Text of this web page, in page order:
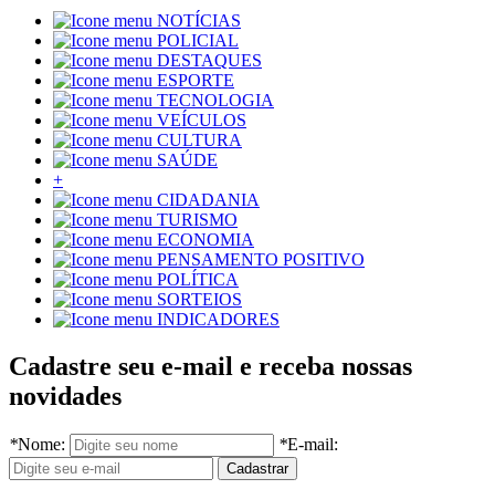
NOTÍCIAS
POLICIAL
DESTAQUES
ESPORTE
TECNOLOGIA
VEÍCULOS
CULTURA
SAÚDE
+
CIDADANIA
TURISMO
ECONOMIA
PENSAMENTO POSITIVO
POLÍTICA
SORTEIOS
INDICADORES
Cadastre seu e-mail e receba nossas
novidades
*Nome: *E-mail: